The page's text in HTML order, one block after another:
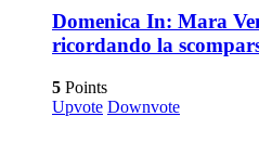
Domenica In: Mara
ricordando la
5 Points
Upvote Downvote